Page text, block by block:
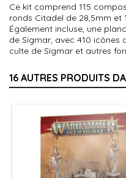
Ce kit comprend 115
ronds Citadel de 28,5mm et
Également incluse, une
de Sigmar, avec 410 icônes
culte de Sigmar et autres
16 AUTRES PRODUITS